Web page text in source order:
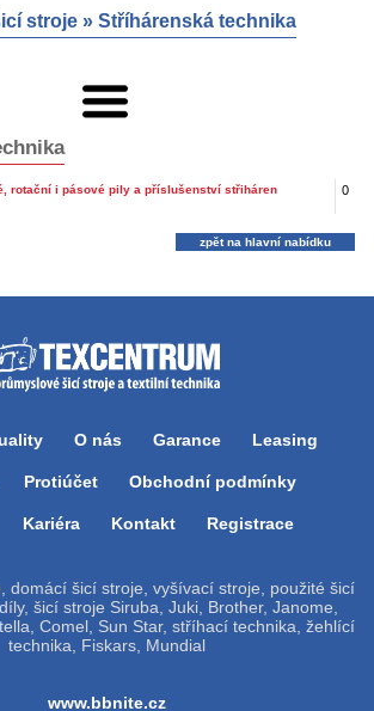
stroje» Stříhárenská technika
rotační i pásové pily a příslušenství střiháren 0
zpět na hlavní nabídku
O nás Garance Leasing
Protiúčet Obchodní podmínky
Kariéra Kontakt Registrace
domácí šicí stroje, vyšívací stroje, použité šicí
šicí stroje Siruba, Juki, Brother, Janome,
Comel, Sun Star, stříhací technika, žehlící
technika, Fiskars, Mundial
www.bbnite.cz